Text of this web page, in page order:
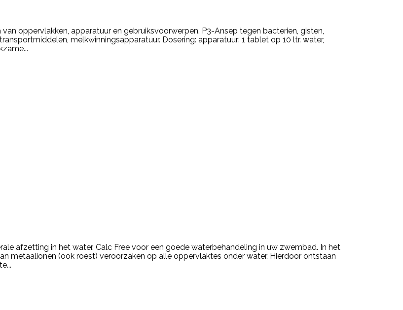
oppervlakken, apparatuur en gebruiksvoorwerpen. P3-Ansep tegen bacterien, gisten,
melkwinningsapparatuur. Dosering: apparatuur: 1 tablet op 10 ltr. water,
afzetting in het water. Calc Free voor een goede waterbehandeling in uw zwembad. In het
metaalionen (ook roest) veroorzaken op alle oppervlaktes onder water. Hierdoor ontstaan